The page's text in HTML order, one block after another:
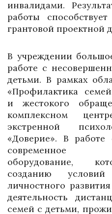
инвалидами.
работы
грантовой проектной
В учреждении
работе с
детьми. В рамках
«Профилактика
и жестокого
комплексном
экстренной
«Доверие». В работе
современное
оборудование,
созданию
личностного
деятельность
семей с детьми,